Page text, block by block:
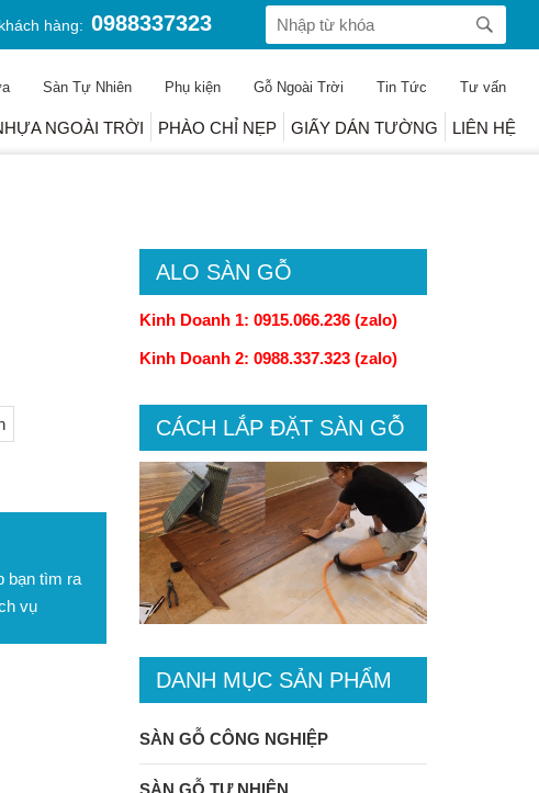
hàng: 0988337323
Sàn Tự Nhiên Phụ kiện Gỗ Ngoài Trời Tin Tức Tư vấn
NGOÀI TRỜI PHÀO CHỈ NẸP GIẤY DÁN TƯỜNG LIÊN HỆ
bạn tìm ra
vụ
ALO SÀN GỖ
Kinh Doanh 1: 0915.066.236 (zalo)
Kinh Doanh 2: 0988.337.323 (zalo)
CÁCH LẮP ĐẶT SÀN GỖ
DANH MỤC SẢN PHẨM
SÀN GỖ CÔNG NGHIỆP
SÀN GỖ TỰ NHIÊN